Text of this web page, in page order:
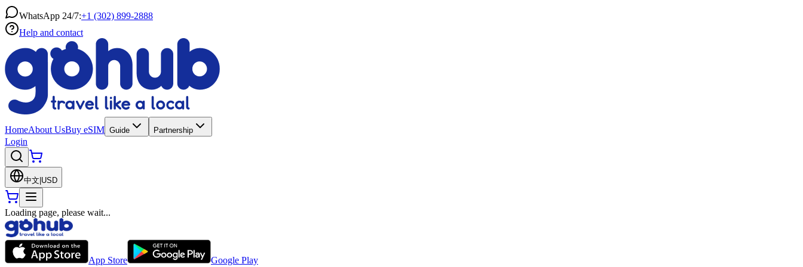
WhatsApp 24/7:+1 (302) 899-2888
Help and contact
HomeAbout UsBuy eSIM Guide Partnership
Login
中文 USD
Loading page, please wait...
App Store Google Play